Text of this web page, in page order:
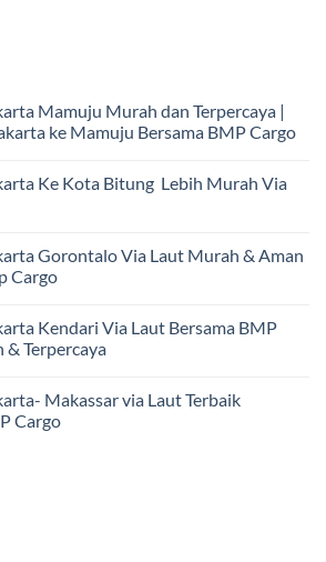
Mamuju Murah dan Terpercaya |
ke Mamuju Bersama BMP Cargo
Ke Kota Bitung Lebih Murah Via
Gorontalo Via Laut Murah & Aman
Cargo
Kendari Via Laut Bersama BMP
Terpercaya
Makassar via Laut Terbaik
Cargo